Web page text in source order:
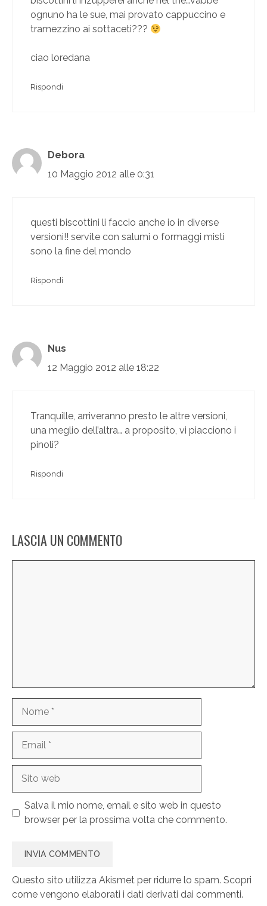
ognuno ha le sue, mai provato cappuccino e
tramezzino ai sottaceti???
ciao loredana
Rispondi
Debora
10 Maggio 2012 alle 0:31
questi biscottini li faccio anche io in diverse
versioni!! servite con salumi o formaggi misti
sono la fine del mondo
Rispondi
Nus
12 Maggio 2012 alle 18:22
Tranquille, arriveranno presto le altre versioni,
una meglio dell’altra… a proposito, vi piacciono i
pinoli?
Rispondi
LASCIA UN COMMENTO
Salva il mio nome, email e sito web in questo
browser per la prossima volta che commento.
Questo sito utilizza Akismet per ridurre lo spam. Scopri
come vengono elaborati i dati derivati dai commenti.